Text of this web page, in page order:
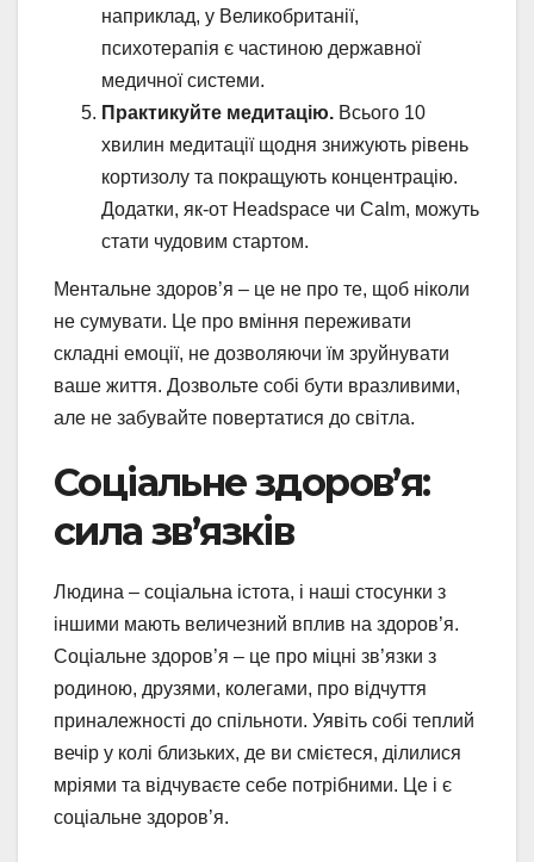
наприклад, у Великобританії,
психотерапія є частиною державної
медичної системи.
Практикуйте медитацію. Всього 10
хвилин медитації щодня знижують рівень
кортизолу та покращують концентрацію.
Додатки, як-от Headspace чи Calm, можуть
стати чудовим стартом.
Ментальне здоров’я – це не про те, щоб ніколи
не сумувати. Це про вміння переживати
складні емоції, не дозволяючи їм зруйнувати
ваше життя. Дозвольте собі бути вразливими,
але не забувайте повертатися до світла.
Соціальне здоров’я:
сила зв’язків
Людина – соціальна істота, і наші стосунки з
іншими мають величезний вплив на здоров’я.
Соціальне здоров’я – це про міцні зв’язки з
родиною, друзями, колегами, про відчуття
приналежності до спільноти. Уявіть собі теплий
вечір у колі близьких, де ви смієтеся, ділилися
мріями та відчуваєте себе потрібними. Це і є
соціальне здоров’я.